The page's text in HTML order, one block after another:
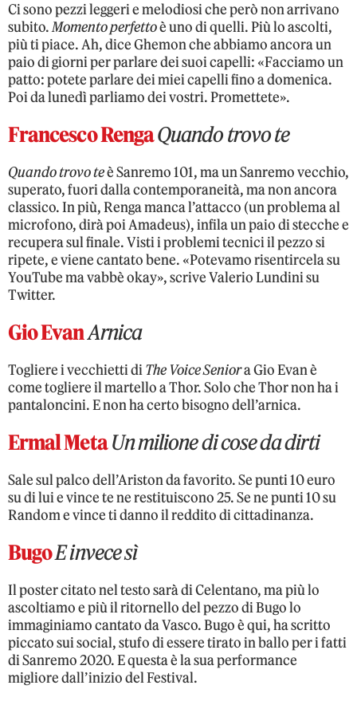
Ci sono pezzi leggeri e melodiosi che però non arrivano
subito.Momento perfettoè uno di quelli. Più lo ascolti,
più ti piace. Ah, dice Ghemon che abbiamo ancora un
paio di giorni per parlare dei suoi capelli: «Facciamo un
patto: potete parlare dei miei capelli fino a domenica.
Poi da lunedì parliamo dei vostri. Promettete».
Francesco RengaQuando trovo te
Quando trovo teè Sanremo 101, ma un Sanremo vecchio,
superato, fuori dalla contemporaneità, ma non ancora
classico. In più, Renga manca l’attacco (un problema al
microfono, dirà poi Amadeus), infila un paio di stecche e
recupera sul finale. Visti i problemi tecnici il pezzo si
ripete, e viene cantato bene. «Potevamo risentircela su
YouTube ma vabbè okay», scrive Valerio Lundini su
Twitter.
Gio EvanArnica
Togliere i vecchietti diThe Voice Seniora Gio Evan è
come togliere il martello a Thor. Solo che Thor non ha i
pantaloncini. E non ha certo bisogno dell’arnica.
Ermal MetaUn milione di cose da dirti
Sale sul palco dell’Ariston da favorito. Se punti 10 euro
su di lui e vince te ne restituiscono 25. Se ne punti 10 su
Random e vince ti danno il reddito di cittadinanza.
BugoE invece sì
Il poster citato nel testo sarà di Celentano, ma più lo
ascoltiamo e più il ritornello del pezzo di Bugo lo
immaginiamo cantato da Vasco. Bugo è qui, ha scritto
piccato sui social, stufo di essere tirato in ballo per i fatti
di Sanremo 2020. E questa è la sua performance
migliore dall’inizio del Festival.